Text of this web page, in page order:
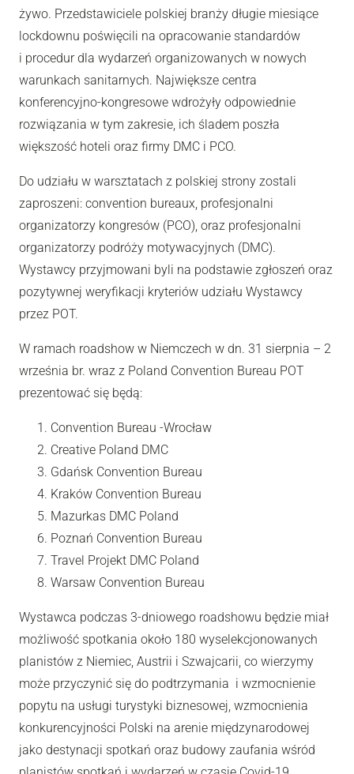
żywo. Przedstawiciele polskiej branży długie miesiące
lockdownu poświęcili na opracowanie standardów
i procedur dla wydarzeń organizowanych w nowych
warunkach sanitarnych. Największe centra
konferencyjno-kongresowe wdrożyły odpowiednie
rozwiązania w tym zakresie, ich śladem poszła
większość hoteli oraz firmy DMC i PCO.
Do udziału w warsztatach z polskiej strony zostali
zaproszeni: convention bureaux, profesjonalni
organizatorzy kongresów (PCO), oraz profesjonalni
organizatorzy podróży motywacyjnych (DMC).
Wystawcy przyjmowani byli na podstawie zgłoszeń oraz
pozytywnej weryfikacji kryteriów udziału Wystawcy
przez POT.
W ramach roadshow w Niemczech w dn. 31 sierpnia – 2
września br. wraz z Poland Convention Bureau POT
prezentować się będą:
Convention Bureau -Wrocław
Creative Poland DMC
Gdańsk Convention Bureau
Kraków Convention Bureau
Mazurkas DMC Poland
Poznań Convention Bureau
Travel Projekt DMC Poland
Warsaw Convention Bureau
Wystawca podczas 3-dniowego roadshowu będzie miał
możliwość spotkania około 180 wyselekcjonowanych
planistów z Niemiec, Austrii i Szwajcarii, co wierzymy
może przyczynić się do podtrzymania i wzmocnienie
popytu na usługi turystyki biznesowej, wzmocnienia
konkurencyjności Polski na arenie międzynarodowej
jako destynacji spotkań oraz budowy zaufania wśród